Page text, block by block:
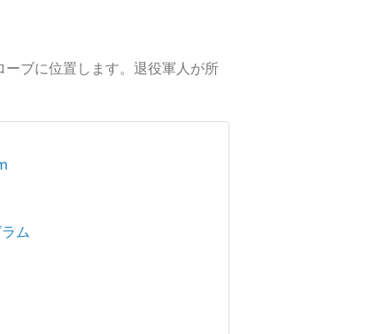
ブに位置します。退役軍人が所
ム